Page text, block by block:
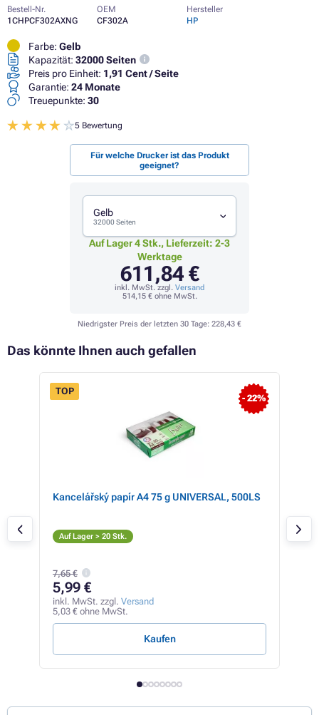
Bestell-Nr.
1CHPCF302AXNG
OEM
CF302A
Hersteller
HP
Farbe: Gelb
Kapazität: 32000 Seiten
Preis pro Einheit: 1,91 Cent / Seite
Garantie: 24 Monate
Treuepunkte: 30
5 Bewertung
Für welche Drucker ist das Produkt
geeignet?
Gelb
32000 Seiten
Auf Lager 4 Stk., Lieferzeit: 2-3
Werktage
611,84 €
inkl. MwSt. zzgl. Versand
514,15 €ohne MwSt.
Niedrigster Preis der letzten 30 Tage: 228,43 €
Das könnte Ihnen auch gefallen
- 22%
TOP
Kancelářský papír A4 75 g UNIVERSAL, 500LS
Auf Lager > 20 Stk.
7,65 €
5,99 €
inkl. MwSt. zzgl. Versand
5,03 € ohne MwSt.
Kaufen